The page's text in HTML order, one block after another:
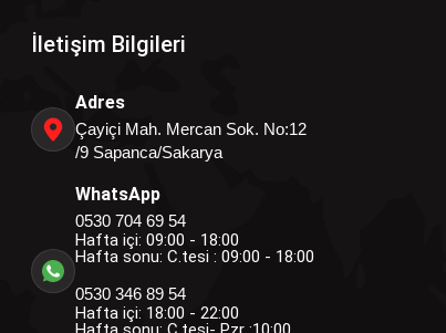
İletişim Bilgileri
Adres
Çayiçi Mah. Mercan Sok. No:12
/9 Sapanca/Sakarya
WhatsApp
0530 704 69 54
Hafta içi: 09:00 - 18:00
Hafta sonu: C.tesi : 09:00 - 18:00
0530 346 89 54
Hafta içi: 18:00 - 22:00